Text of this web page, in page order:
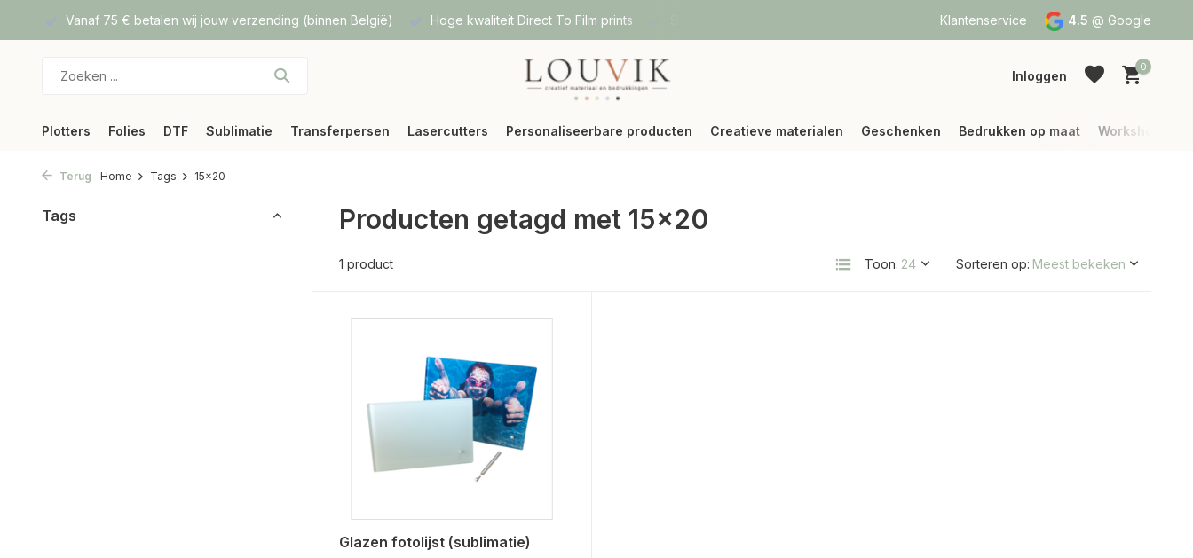
Vanaf 75 € betalen wij jouw verzending (binnen België) Hoge kwaliteit Direct To Film prints Vanaf 75 € betalen wij jouw verzending
Klantenservice 4.5 @ Google
Inloggen
0
Plotters Folies DTF Sublimatie Transferpersen Lasercutters Personaliseerbare producten Creatieve materialen Geschenken Bedrukken op maat Workshops
Terug Home Tags 15x20
Tags Producten getagd met 15x20
1 product Toon: Sorteren op:
Glazen fotolijst (sublimatie)